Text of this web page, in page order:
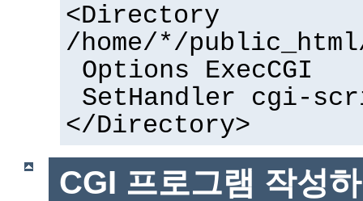
<Directory
/home/*/
Options ExecCGI
SetHandler cgi-
</Directory>
CGI 프로그램 작성